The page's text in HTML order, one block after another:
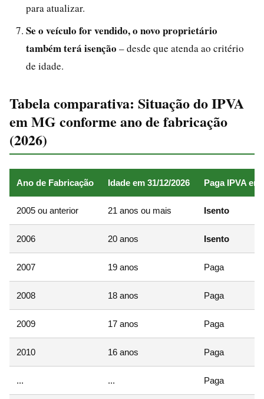
para atualizar.
Se o veículo for vendido, o novo proprietário
também terá isenção – desde que atenda ao critério
de idade.
Tabela comparativa: Situação do IPVA
em MG conforme ano de fabricação
(2026)
Ano de Fabricação Idade em 31/12/2026 Paga IPVA em
2005 ou anterior 21 anos ou mais Isento
2006 20 anos Isento
2007 19 anos Paga
2008 18 anos Paga
2009 17 anos Paga
2010 16 anos Paga
... ... Paga